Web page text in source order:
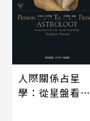
人際關係占星
學：從星盤看見